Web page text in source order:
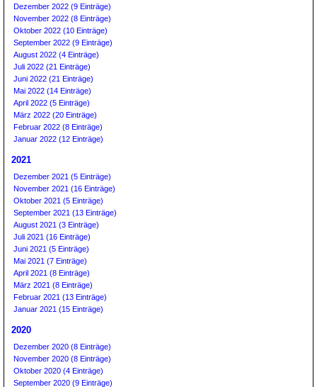
Dezember 2022 (9 Einträge)
November 2022 (8 Einträge)
Oktober 2022 (10 Einträge)
September 2022 (9 Einträge)
August 2022 (4 Einträge)
Juli 2022 (21 Einträge)
Juni 2022 (21 Einträge)
Mai 2022 (14 Einträge)
April 2022 (5 Einträge)
März 2022 (20 Einträge)
Februar 2022 (8 Einträge)
Januar 2022 (12 Einträge)
2021
Dezember 2021 (5 Einträge)
November 2021 (16 Einträge)
Oktober 2021 (5 Einträge)
September 2021 (13 Einträge)
August 2021 (3 Einträge)
Juli 2021 (16 Einträge)
Juni 2021 (5 Einträge)
Mai 2021 (7 Einträge)
April 2021 (8 Einträge)
März 2021 (8 Einträge)
Februar 2021 (13 Einträge)
Januar 2021 (15 Einträge)
2020
Dezember 2020 (8 Einträge)
November 2020 (8 Einträge)
Oktober 2020 (4 Einträge)
September 2020 (9 Einträge)